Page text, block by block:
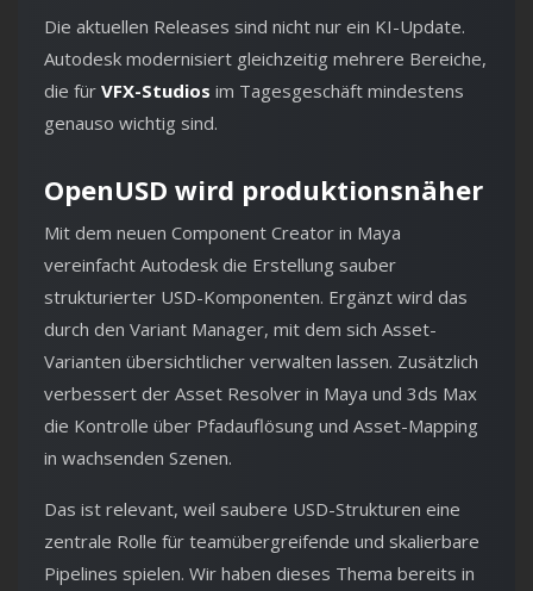
Die aktuellen Releases sind nicht nur ein KI-Update.
Autodesk modernisiert gleichzeitig mehrere Bereiche,
die für VFX-Studios im Tagesgeschäft mindestens
genauso wichtig sind.
OpenUSD wird produktionsnäher
Mit dem neuen Component Creator in Maya
vereinfacht Autodesk die Erstellung sauber
strukturierter USD-Komponenten. Ergänzt wird das
durch den Variant Manager, mit dem sich Asset-
Varianten übersichtlicher verwalten lassen. Zusätzlich
verbessert der Asset Resolver in Maya und 3ds Max
die Kontrolle über Pfadauflösung und Asset-Mapping
in wachsenden Szenen.
Das ist relevant, weil saubere USD-Strukturen eine
zentrale Rolle für teamübergreifende und skalierbare
Pipelines spielen. Wir haben dieses Thema bereits in